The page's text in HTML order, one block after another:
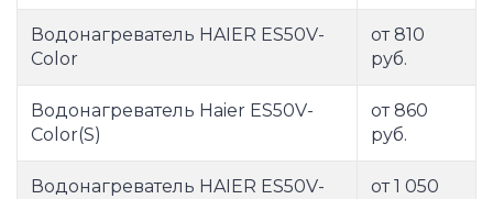
Водонагреватель HAIER ES50V-
Color
от 810
руб.
Водонагреватель Haier ES50V-
Color(S)
от 860
руб.
Водонагреватель HAIER ES50V-
от 1 050